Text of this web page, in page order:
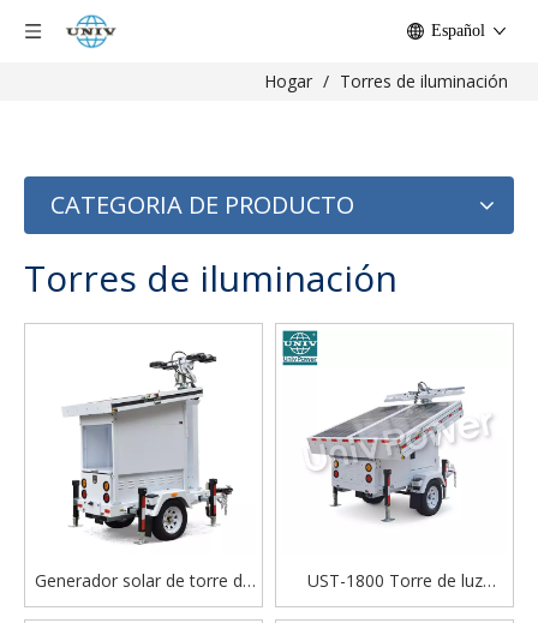
Español
Hogar / Torres de iluminación
CATEGORIA DE PRODUCTO
Torres de iluminación
Generador solar de torre de
iluminación solar móvil UST-
UST-1800 Torre de luz
portátil de energía solar